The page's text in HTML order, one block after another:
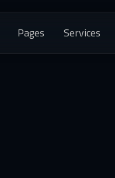
Pages Services